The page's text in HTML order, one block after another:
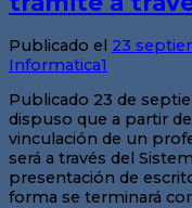
Publicado el 23
Informatica1
Publicado 23 de
dispuso que a partir
vinculación de un
será a través del
presentación de
forma se terminará